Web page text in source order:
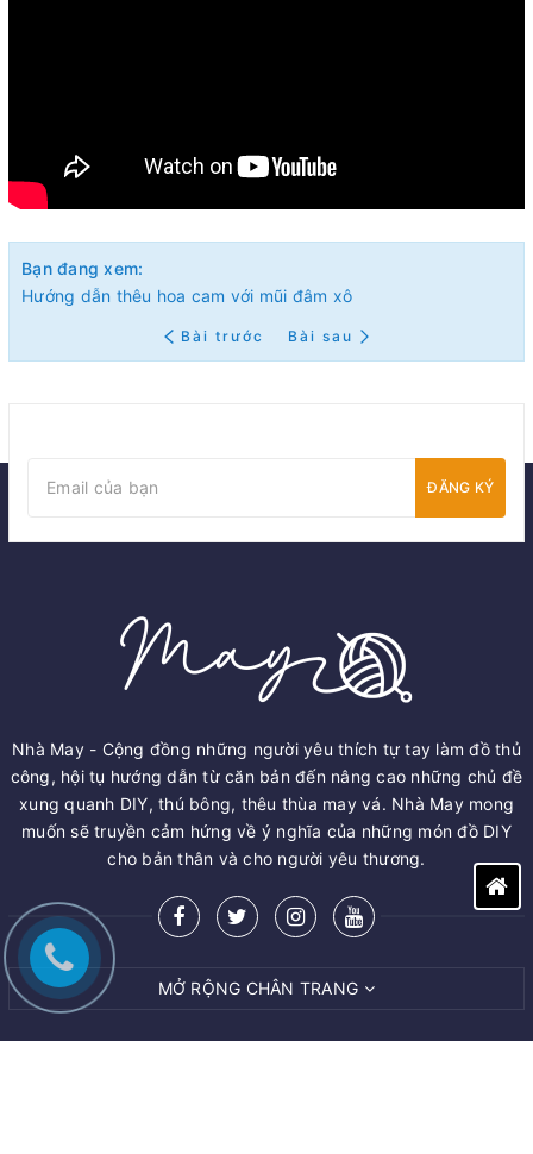
Bạn đang xem:
Hướng dẫn thêu hoa cam với mũi đâm xô
Bài trước Bài sau
ĐĂNG KÝ
Nhà May - Cộng đồng những người yêu thích tự tay làm đồ thủ
công, hội tụ hướng dẫn từ căn bản đến nâng cao những chủ đề
xung quanh DIY, thú bông, thêu thùa may vá. Nhà May mong
muốn sẽ truyền cảm hứng về ý nghĩa của những món đồ DIY
cho bản thân và cho người yêu thương.
MỞ RỘNG CHÂN TRANG